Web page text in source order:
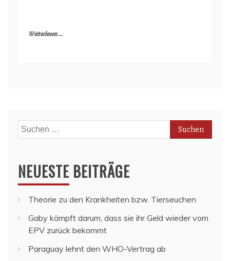
Weiterlesen ...
Suchen
nach:
NEUESTE BEITRÄGE
Theorie zu den Krankheiten bzw. Tierseuchen
Gaby kämpft darum, dass sie ihr Geld wieder vom
EPV zurück bekommt
Paraguay lehnt den WHO-Vertrag ab